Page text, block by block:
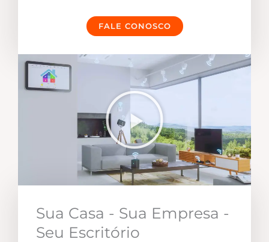
FALE CONOSCO
Sua Casa - Sua Empresa -
Seu Escritório